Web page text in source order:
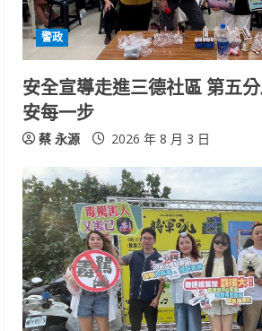
d
i
n
g
警政
安全宣導走進三德社區 第五
安每一步
蔡 永源 2026 年 8 月 3 日